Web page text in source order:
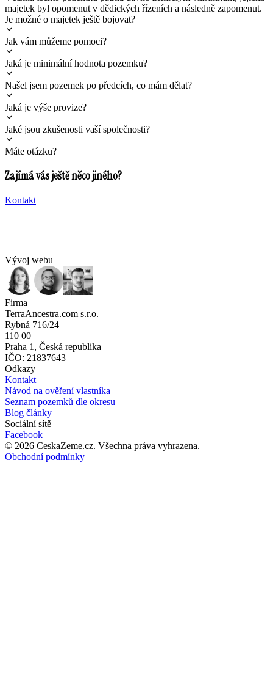
majetek byl opomenut v dědických řízeních a následně zapomenut.
Je možné o majetek ještě bojovat?
Jak vám můžeme pomoci?
Jaká je minimální hodnota pozemku?
Našel jsem pozemek po předcích, co mám dělat?
Jaká je výše provize?
Jaké jsou zkušenosti vaší společnosti?
Máte otázku?
Zajímá vás ještě něco jiného?
Kontakt
Vývoj webu
Firma
TerraAncestra.com s.r.o.
Rybná 716/24
110 00
Praha 1, Česká republika
IČO: 21837643
Odkazy
Kontakt
Návod na ověření vlastníka
Seznam pozemků dle okresu
Blog články
Sociální sítě
Facebook
© 2026 CeskaZeme.cz. Všechna práva vyhrazena.
Obchodní podmínky